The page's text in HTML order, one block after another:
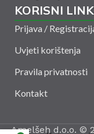
KORISNI
Prijava /
Uvjeti korištenja
Pravila privatnosti
Kontakt
Amelšeh d.o.o. ©